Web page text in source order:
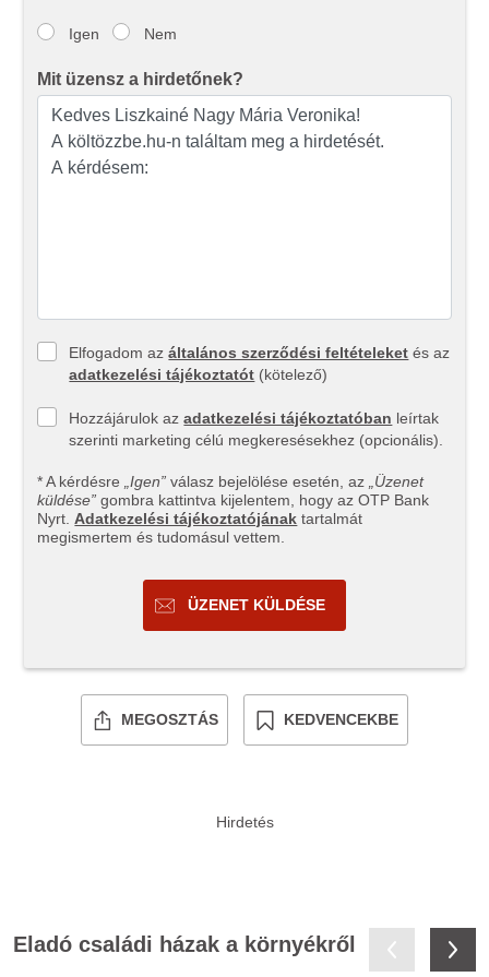
Igen Nem
Mit üzensz a hirdetőnek?
Elfogadom azáltalános szerződési feltételeket és az
adatkezelési tájékoztatót (kötelező)
Hozzájárulok azadatkezelési tájékoztatóban leírtak
szerinti marketing célú megkeresésekhez (opcionális).
* A kérdésre „Igen” válasz bejelölése esetén, az
„Üzenet
küldése” gombra kattintva kijelentem, hogy az OTP Bank
Nyrt. Adatkezelési tájékoztatójának tartalmát
megismertem és tudomásul vettem.
ÜZENET KÜLDÉSE
MEGOSZTÁS KEDVENCEKBE
Eladó családi házak a környékről